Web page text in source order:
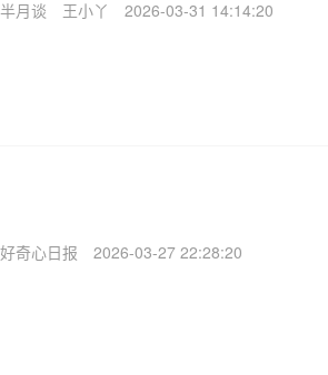
半月谈 王小丫 2026-03-31 14:14:20
好奇心日报 2026-03-27 22:28:20